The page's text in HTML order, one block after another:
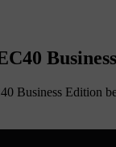
Business Edition